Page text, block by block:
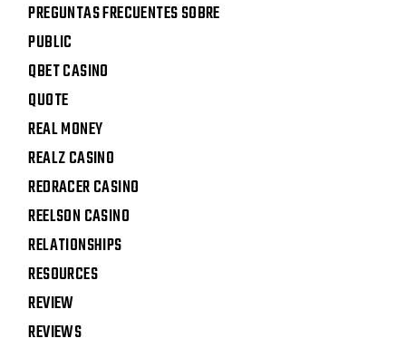
PREGUNTAS FRECUENTES SOBRE
PUBLIC
QBET CASINO
QUOTE
REAL MONEY
REALZ CASINO
REDRACER CASINO
REELSON CASINO
RELATIONSHIPS
RESOURCES
REVIEW
REVIEWS